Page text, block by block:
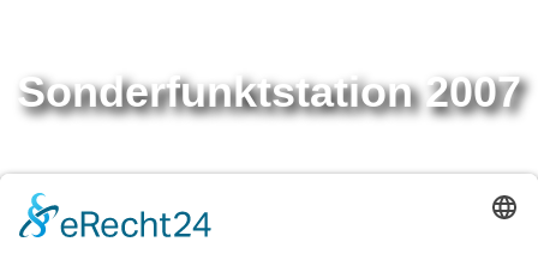
Sonderfunktstation 2007